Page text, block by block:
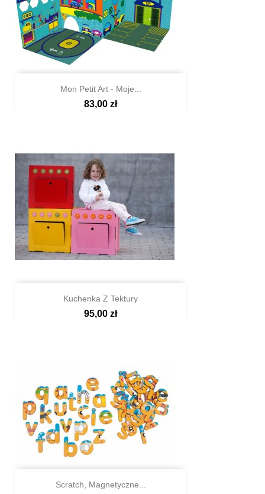
Szybki podgląd
Mon Petit Art - Moje...
83,00 zł
NIEBIESKI
Kuchenka Z Tektury
95,00 zł
Scratch, Magnetyczne...